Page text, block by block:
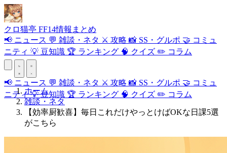
クロ猫亭 FF14情報まとめ
📢 ニュース 💬 雑談・ネタ ⚔️ 攻略 📸 SS・グルポ 🤝 コミュ
ニティ 💡 豆知識 🏆 ランキング 🧠 クイズ ✏️ コラム
📢 ニュース 💬 雑談・ネタ ⚔️ 攻略 📸 SS・グルポ 🤝 コミュ
ニティ💡豆知識 🏆 ランキング 🧠 クイズ ✏️ コラム
ホーム
雑談・ネタ
【効率厨歓喜】毎日これだけやっとけばOKな日課5選
がこちら